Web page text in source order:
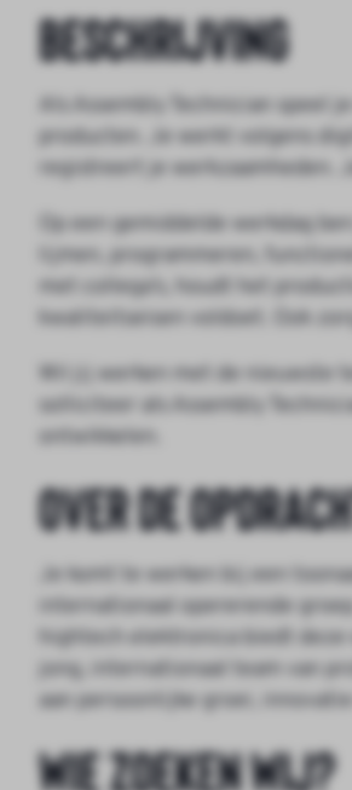
Beschrijving
Als Assembly Technician speel
producten. Je werkt volgens
registreert je werkzaamheden.
Op een gemiddelde werkdag
lijmen, programmeren,
met collega’s, houdt het
kwaliteitseisen voldoet. Ook
Wil jij werken met de nieuwste
solliciteer als Assembly
ontwikkelen.
Over de
Je komt te werken bij een
internationaal opererende
hightech elektronica biedt
jong, internationaal team van
aan persoonlijke groei,
Wie zoeken wij?